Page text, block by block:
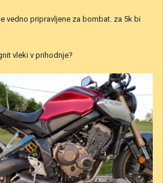
vedno pripravljene za bombat. za 5k bi
vleki v prihodnje?